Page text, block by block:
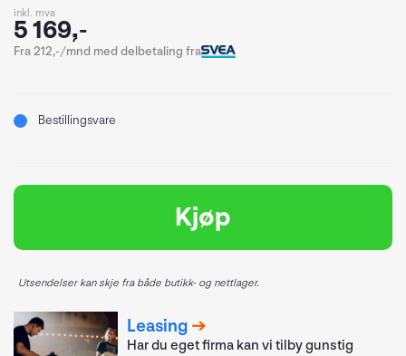
inkl. mva
5 169,-
Fra 212,-/mnd med delbetaling fra
Bestillingsvare
Kjøp
Utsendelser kan skje fra både butikk- og nettlager.
Leasing
Har du eget firma kan vi tilby gunstig